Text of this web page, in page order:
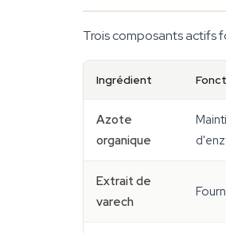
Trois composants actifs
Ingrédient
Azote
organique
Extrait de
varech